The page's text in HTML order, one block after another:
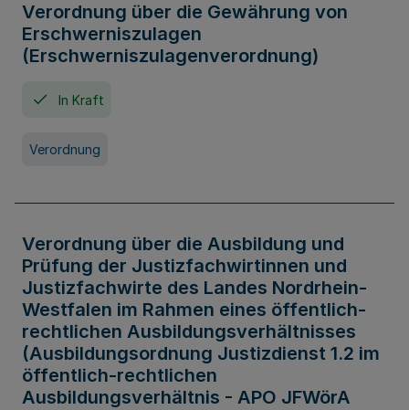
Verordnung über die Gewährung von
Erschwerniszulagen
(Erschwerniszulagenverordnung)
In Kraft
Verordnung
Verordnung über die Ausbildung und
Prüfung der Justizfachwirtinnen und
Justizfachwirte des Landes Nordrhein-
Westfalen im Rahmen eines öffentlich-
rechtlichen Ausbildungsverhältnisses
(Ausbildungsordnung Justizdienst 1.2 im
öffentlich-rechtlichen
Ausbildungsverhältnis - APO JFWörA